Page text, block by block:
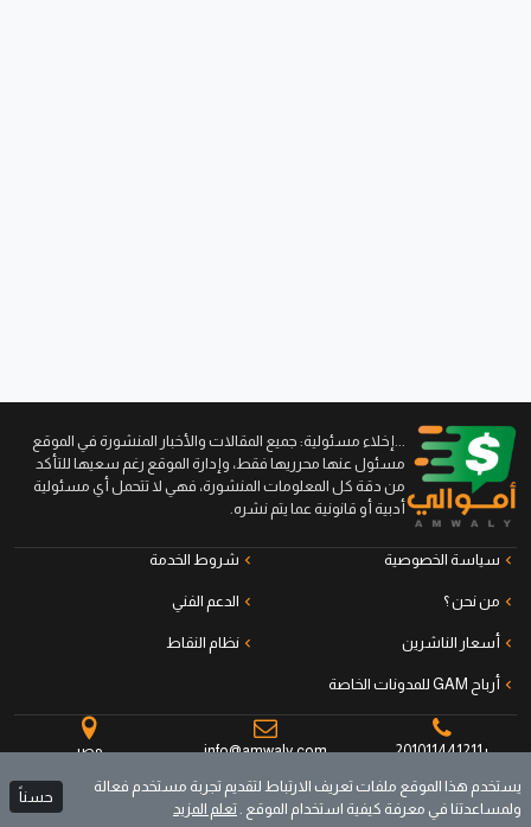
...إخلاء مسئولية: جميع المقالات والأخبار المنشورة في الموقع
مسئول عنها محرريها فقط، وإدارة الموقع رغم سعيها للتأكد
من دقة كل المعلومات المنشورة، فهي لا تتحمل أي مسئولية
أدبية أو قانونية عما يتم نشره.
سياسة الخصوصية شروط الخدمة
من نحن ؟ الدعم الفني
أسعار الناشرين نظام النقاط
أرباح GAM للمدونات الخاصة
+201011441211
info@amwaly.com مصر
جميع الحقوق محفوظة © أموالي منصة الناشرين
يستخدم هذا الموقع ملفات تعريف الارتباط لتقديم تجربة مستخدم فعالة
ولمساعدتنا في معرفة كيفية استخدام الموقع . تعلم المزيد
حسناً